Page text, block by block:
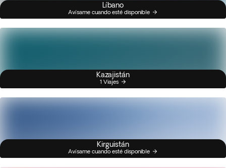
Líbano
Avísame cuando esté disponible
Kazajistán
1 Viajes
Kirguistán
Avísame cuando esté disponible